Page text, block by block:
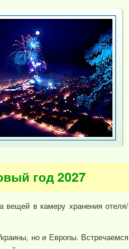
год 2027
вещей в камеру хранения отеля/
но и Европы. Встречаемся